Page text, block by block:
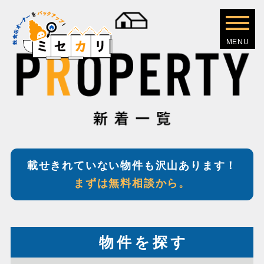
載せきれていない物件も沢山あります！
まずは無料相談から。
物件を探す